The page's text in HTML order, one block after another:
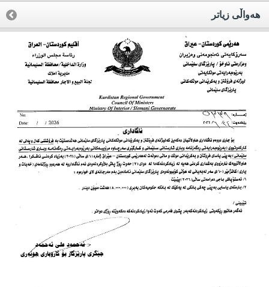
هه‌واڵی زیاتر